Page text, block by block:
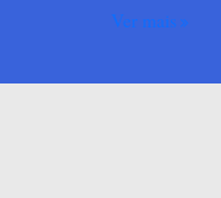
Ver mais